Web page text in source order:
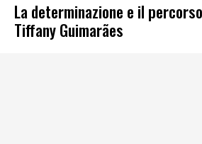
La determinazione e il
Tiffany Guimarães